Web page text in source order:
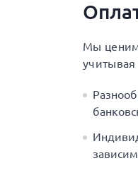
Мы ценим
учитывая